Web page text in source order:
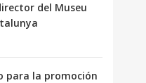
del Museu
para la promoción